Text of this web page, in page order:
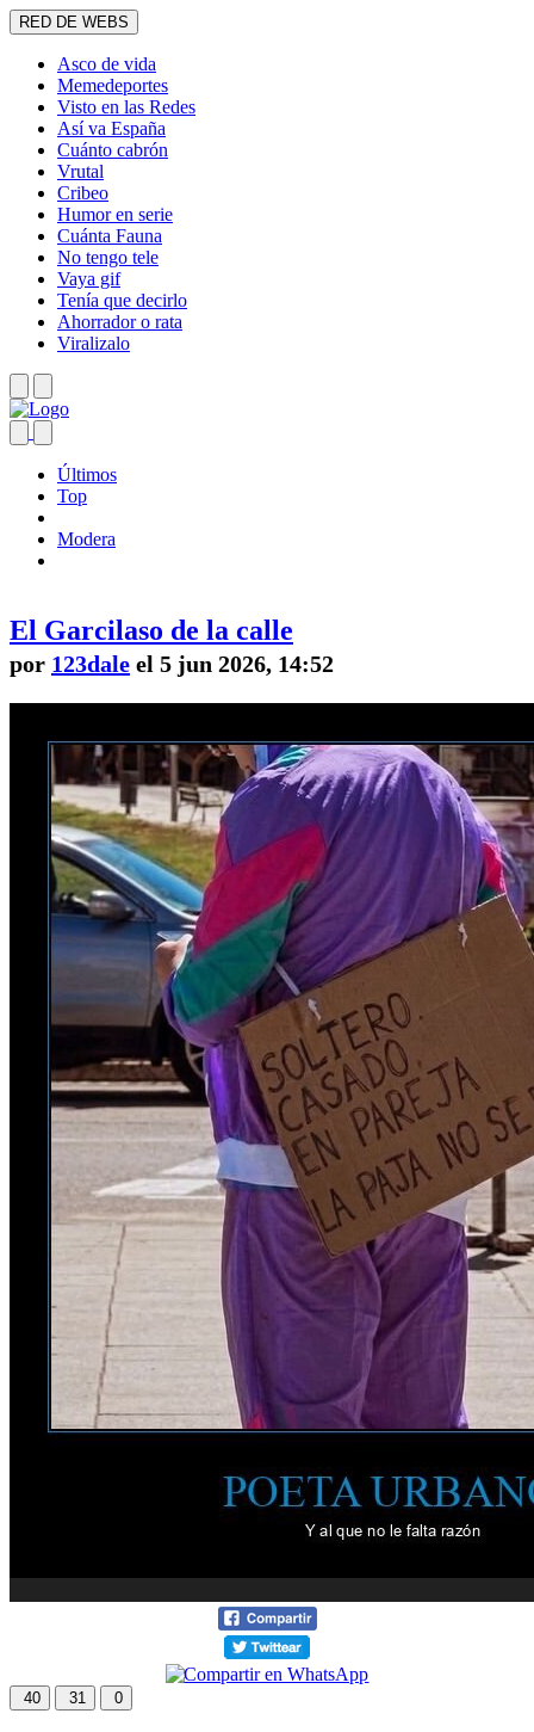
RED DE WEBS
Asco de vida
Memedeportes
Visto en las Redes
Así va España
Cuánto cabrón
Vrutal
Cribeo
Humor en serie
Cuánta Fauna
No tengo tele
Vaya gif
Tenía que decirlo
Ahorrador o rata
Viralizalo
Últimos
Top
Modera
El Garcilaso de la calle
por 123dale el 5 jun 2026, 14:52
40 31 0